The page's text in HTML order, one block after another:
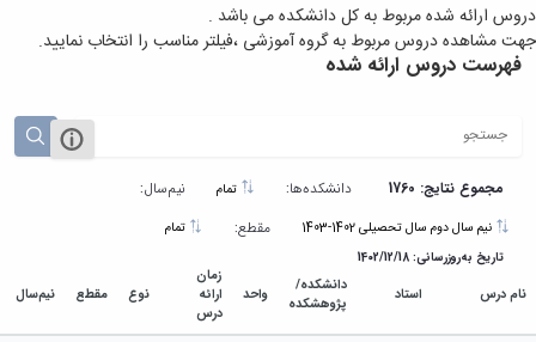
دروس ارائه شده مربوط به کل دانشکده می باشد .
جهت مشاهده دروس مربوط به گروه آموزشی ،فیلتر مناسب را انتخاب نمایید.
فهرست دروس ارائه شده
مجموع نتایج: 1760 دانشکده‌ها: نیم‌سال:
مقطع: تمام
تاریخ به‌روزرسانی: 1402/12/18
نام درس استاد
دانشکده/
پژوهشکده
واحد
زمان
ارائه
درس
نوع مقطع نیم‌سال